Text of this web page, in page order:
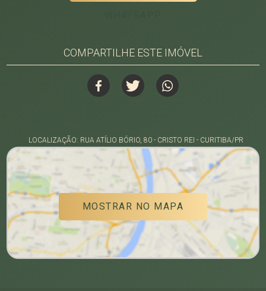
COMPARTILHE ESTE IMÓVEL
LOCALIZAÇÃO: RUA ATÍLIO BÓRIO, 80 - CRISTO REI - CURITIBA/PR
MOSTRAR NO MAPA